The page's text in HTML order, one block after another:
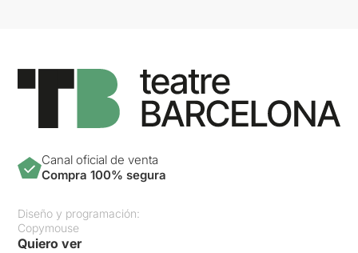
Canal oficial de venta
Compra 100% segura
Diseño y programación:
Copymouse
Quiero ver